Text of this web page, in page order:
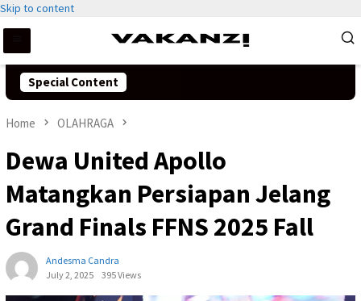
Skip to content
Special Content
Home OLAHRAGA
Dewa United Apollo
Matangkan Persiapan Jelang
Grand Finals FFNS 2025 Fall
Andesma Candra
July 2, 2025
395 Views